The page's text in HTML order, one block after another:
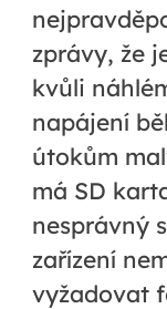
zprávy, že
kvůli
napájení
útokům
má SD
nesprávný
zařízení
vyžadovat